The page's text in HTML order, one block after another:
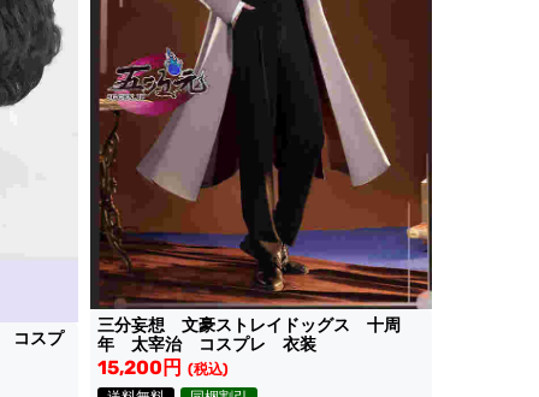
コスプ
三分妄想 文豪ストレイドッグス 十周
年 太宰治 コスプレ 衣装
15,200円 (税込)